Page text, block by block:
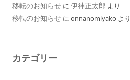
移転のお知らせ に 伊神正太郎 より
移転のお知らせ に onnanomiyako より
カテゴリー